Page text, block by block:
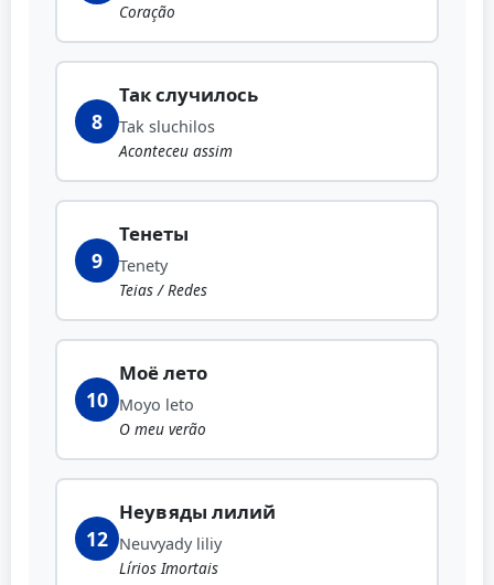
Coração
8
Так случилось
Tak sluchilos
Aconteceu assim
9
Тенеты
Tenety
Teias / Redes
10
Моё лето
Moyo leto
O meu verão
12
Неувяды лилий
Neuvyady liliy
Lírios Imortais